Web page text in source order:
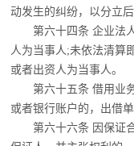
动发生的纠纷，以分立
第六十四条 企业法
人为当事人;未依法清算
或者出资人为当事人。
第六十五条 借用业
或者银行账户的，出借
第六十六条 因保证